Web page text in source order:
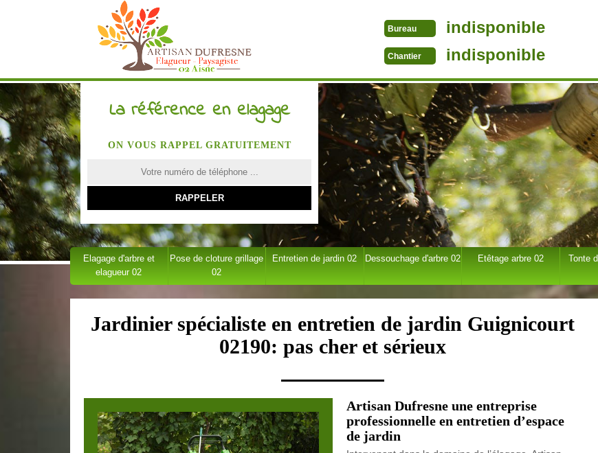
Bureau indisponible
Chantier indisponible
La référence en elagage
ON VOUS RAPPEL GRATUITEMENT
Elagage d'arbre et
elagueur 02
Pose de cloture grillage
02
Entretien de jardin 02 Dessouchage d'arbre 02 Etêtage arbre 02 Tonte
Jardinier spécialiste en entretien de jardin Guignicourt
02190: pas cher et sérieux
Artisan Dufresne une entreprise
professionnelle en entretien d’espace
de jardin